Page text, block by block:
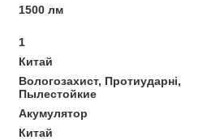
1500 лм
1
Китай
Вологозахист, Протиударні,
Пылестойкие
Акумулятор
Китай